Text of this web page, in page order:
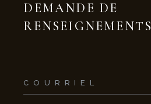
DEMANDE DE
RENSEIGNEMENTS